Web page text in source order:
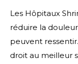
Les Hôpitaux
réduire la
peuvent
droit au meilleur